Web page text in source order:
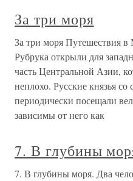
За три моря
За три моря Путешествия
Рубрука открыли для
часть Центральной Азии,
неплохо. Русские князья
периодически посещали
зависимы от него как
7. В глубины
7. В глубины моря. Два